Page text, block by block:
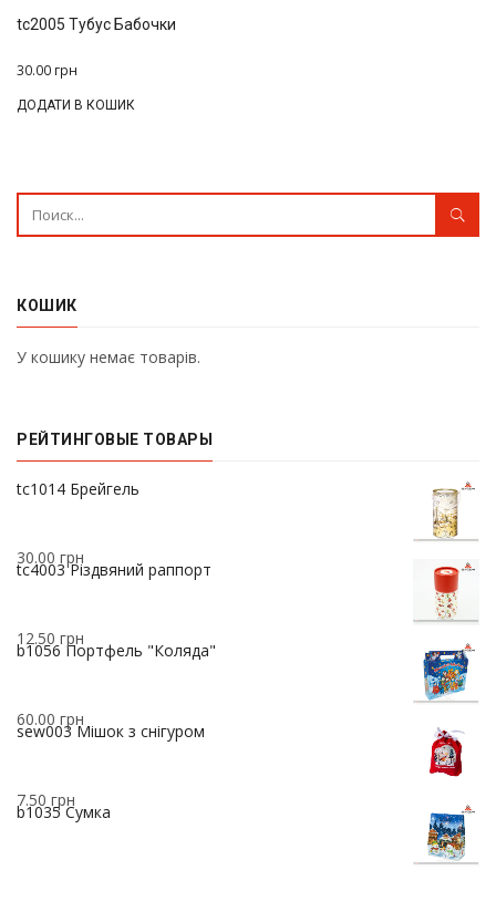
tc2005 Тубус Бабочки
30.00 грн
ДОДАТИ В КОШИК
КОШИК
У кошику немає товарів.
РЕЙТИНГОВЫЕ ТОВАРЫ
tc1014 Брейгель
37.00грн
tc4003 Різдвяний раппорт
30.00 грн
b1056 Портфель "Коляда"
12.50 грн
sew003 Мішок з снігуром
60.00 грн
b1035 Сумка
7.50 грн